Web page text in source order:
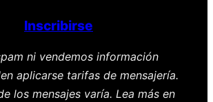
Inscribirse
ni vendemos información
aplicarse tarifas de mensajería.
los mensajes varía. Lea más en